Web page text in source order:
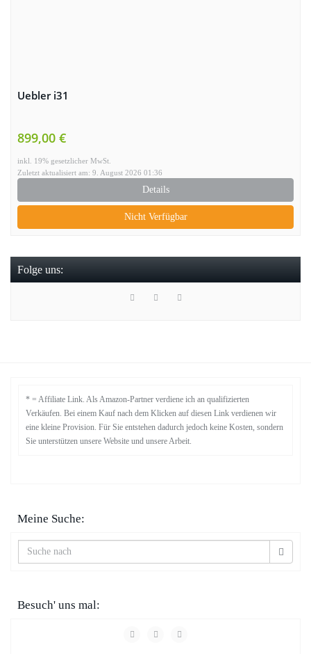
Uebler i31
899,00 €
inkl. 19% gesetzlicher MwSt.
Zuletzt aktualisiert am: 9. August 2026 01:36
Details
Nicht Verfügbar
Folge uns:
* = Affiliate Link. Als Amazon-Partner verdiene ich an qualifizierten
Verkäufen. Bei einem Kauf nach dem Klicken auf diesen Link verdienen wir
eine kleine Provision. Für Sie entstehen dadurch jedoch keine Kosten, sondern
Sie unterstützen unsere Website und unsere Arbeit.
Meine Suche:
Besuch' uns mal: